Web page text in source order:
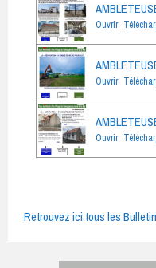
Ouvrir
Ouvrir
Ouvrir
Retrouvez ici tous les